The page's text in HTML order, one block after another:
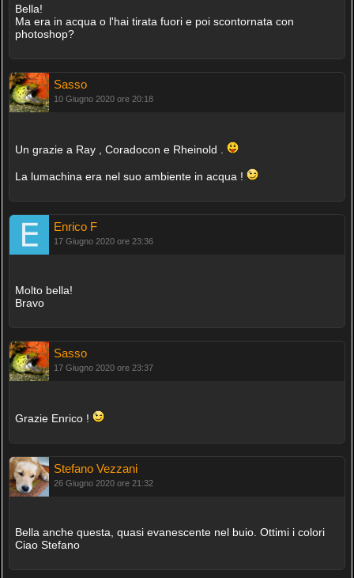
Bella!
Ma era in acqua o l'hai tirata fuori e poi scontornata con
photoshop?
Sasso
10 Giugno 2020 ore 20:18
Un grazie a Ray , Coradocon e Rheinold .
La lumachina era nel suo ambiente in acqua !
Enrico F
17 Giugno 2020 ore 23:36
Molto bella!
Bravo
Sasso
17 Giugno 2020 ore 23:37
Grazie Enrico !
Stefano Vezzani
26 Giugno 2020 ore 21:32
Bella anche questa, quasi evanescente nel buio. Ottimi i colori
Ciao Stefano